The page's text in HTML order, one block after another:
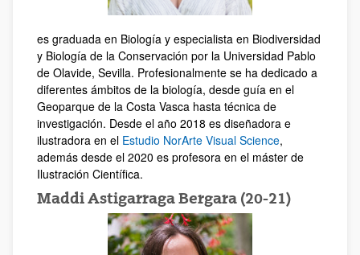
es graduada en Biología y especialista en Biodiversidad
y Biología de la Conservación por la Universidad Pablo
de Olavide, Sevilla. Profesionalmente se ha dedicado a
diferentes ámbitos de la biología, desde guía en el
Geoparque de la Costa Vasca hasta técnica de
investigación. Desde el año 2018 es diseñadora e
ilustradora en el Estudio NorArte Visual Science,
además desde el 2020 es profesora en el máster de
Ilustración Científica.
Maddi Astigarraga Bergara (20-21)